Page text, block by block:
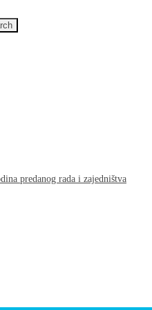
predanog rada i zajedništva